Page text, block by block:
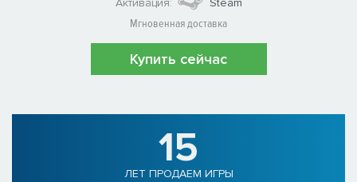
Активация:
Steam
Мгновенная доставка
Купить сейчас
15
ЛЕТ ПРОДАЕМ ИГРЫ